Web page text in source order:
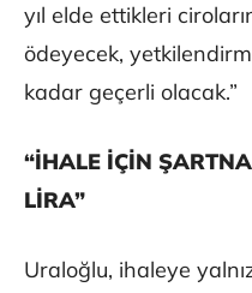
yıl elde ettikleri
ödeyecek,
kadar geçerli olacak.”
“İHALE İÇİN
LİRA”
Uraloğlu, ihaleye